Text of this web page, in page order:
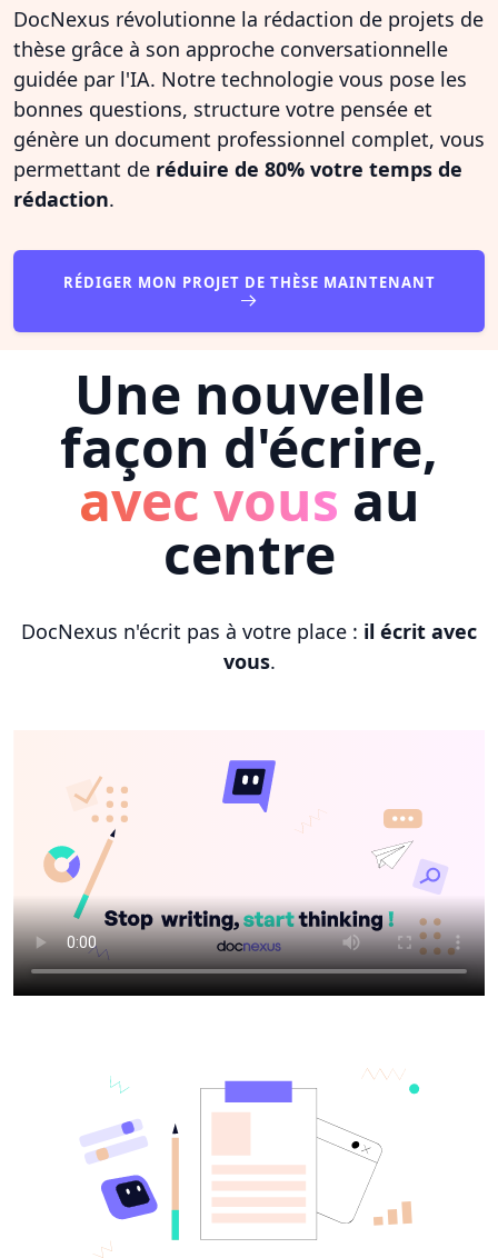
DocNexus révolutionne la rédaction de projets de
thèse grâce à son approche conversationnelle
guidée par l'IA. Notre technologie vous pose les
bonnes questions, structure votre pensée et
génère un document professionnel complet, vous
permettant de réduire de 80% votre temps de
rédaction.
RÉDIGER MON PROJET DE THÈSE MAINTENANT
Une nouvelle
façon d'écrire,
avec vous au
centre
DocNexus n'écrit pas à votre place : il écrit avec
vous.